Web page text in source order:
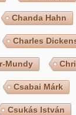
Chanda Hahn
Charles
Mundy
Csabai Márk
Csukás István